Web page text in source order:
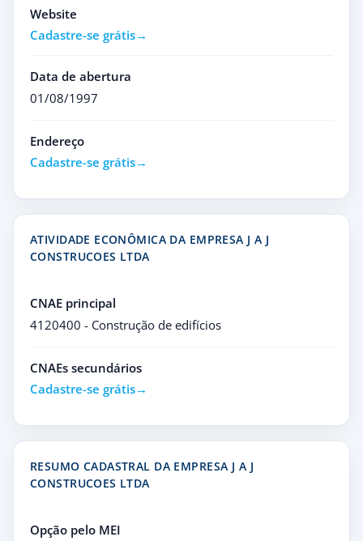
Website
Cadastre-se grátis
Data de abertura
01/08/1997
Endereço
Cadastre-se grátis
ATIVIDADE ECONÔMICA DA EMPRESA J A J
CONSTRUCOES LTDA
CNAE principal
4120400 - Construção de edifícios
CNAEs secundários
Cadastre-se grátis
RESUMO CADASTRAL DA EMPRESA J A J
CONSTRUCOES LTDA
Opção pelo MEI